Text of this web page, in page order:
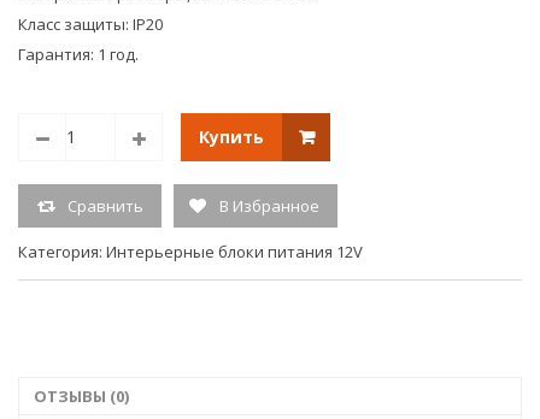
Класс защиты: IP20
Гарантия: 1 год.
Купить
Сравнить В Избранное
Категория: Интерьерные блоки питания 12V
ОТЗЫВЫ (0)